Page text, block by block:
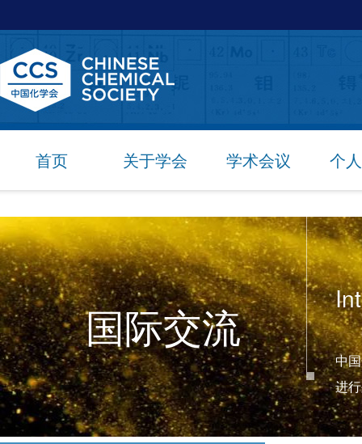
首页 关于学会 学术会议 个
国际交流
中
进